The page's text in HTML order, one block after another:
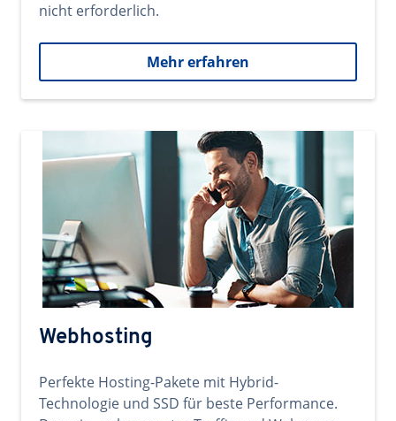
nicht erforderlich.
Mehr erfahren
Webhosting
Perfekte Hosting-Pakete mit Hybrid-
Technologie und SSD für beste Performance.